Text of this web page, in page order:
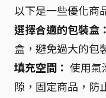
以下是一些優化商
選擇合適的包裝盒：
盒，避免過大的包
填充空間： 使用氣
隙，固定商品，防